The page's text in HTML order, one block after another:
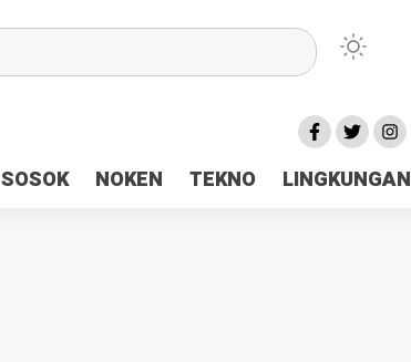
SOSOK NOKEN TEKNO LINGKUNGAN
Deklarasi Pemilu Ceria Tanah Papua
Deposit Kas Daerah Rp23 Miliar Disorot